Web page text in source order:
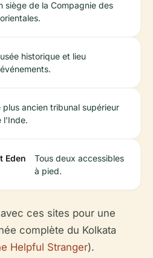
siège de la Compagnie des
historique et lieu
plus ancien tribunal supérieur
l'Inde.
Eden
Tous deux accessibles
à pied.
ces sites pour une
complète du Kolkata
Helpful Stranger).